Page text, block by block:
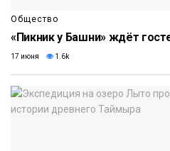
Общество
«Пикник у Башни» ждёт
17 июня 1.6k